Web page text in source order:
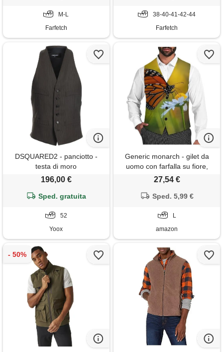
M-L
Farfetch
38-40-41-42-44
Farfetch
DSQUARED2 - panciotto -
testa di moro
196,00 €
Sped. gratuita
52
Yoox
Generic monarch - gilet da
uomo con farfalla su fiore,
vestibilità aderente, per affari,
feste, gilet, stile: , l
27,54 €
Sped. 5,99 €
L
amazon